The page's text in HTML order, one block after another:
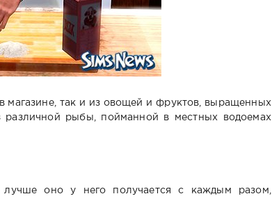
магазине, так и из овощей и фруктов, выращенных
рыбы, пойманной в местных водоемах
оно у него получается с каждым разом,